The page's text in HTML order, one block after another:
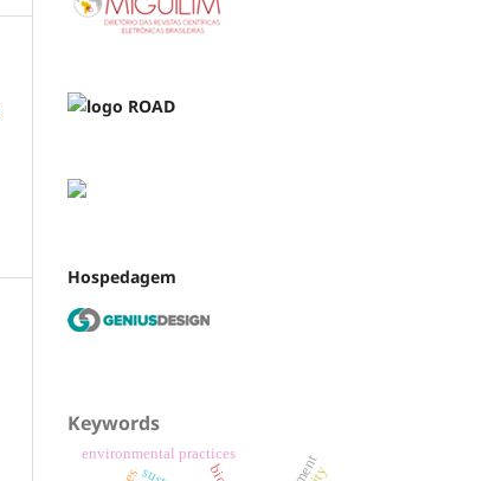
Hospedagem
Keywords
environmental practices